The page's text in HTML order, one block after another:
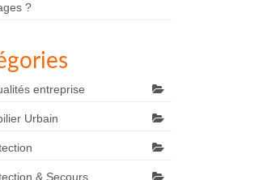
?
entreprise
Urbain
& Secours